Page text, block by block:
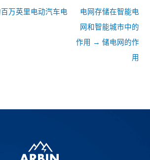
万英里电动汽车电
电网存储在智能电
网和智能城市中的
作用 → 储电网的作
用